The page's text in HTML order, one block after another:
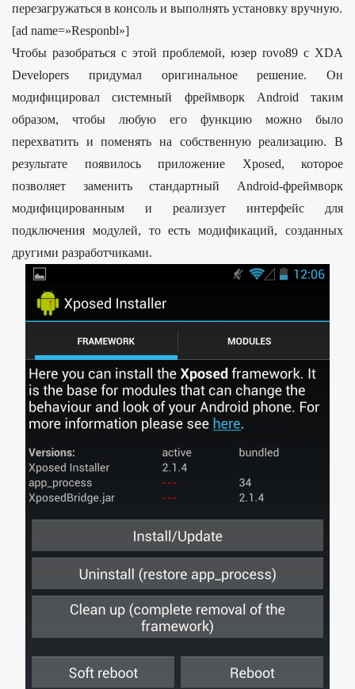
перезагружаться в консоль и выполнять установку вручную.
[ad name=»Responbl»]
Чтобы разобраться с этой проблемой, юзер rovo89 с XDA
Developers придумал оригинальное решение. Он
модифицировал системный фреймворк Android таким
образом, чтобы любую его функцию можно было
перехватить и поменять на собственную реализацию. В
результате появилось приложение Xposed, которое
позволяет заменить стандартный Android-фреймворк
модифицированным и реализует интерфейс для
подключения модулей, то есть модификаций, созданных
другими разработчиками.